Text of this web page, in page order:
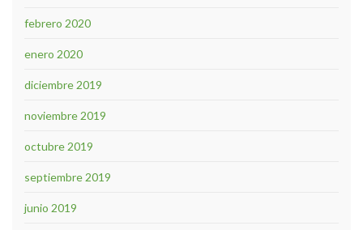
febrero 2020
enero 2020
diciembre 2019
noviembre 2019
octubre 2019
septiembre 2019
junio 2019